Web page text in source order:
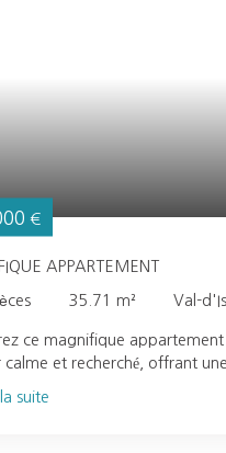
€
APPARTEMENT
35.71 m² Val-
ce magnifique appartement
calme et recherché, offrant
la suite